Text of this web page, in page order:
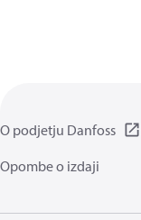
O podjetju Danfoss
Opombe o izdaji